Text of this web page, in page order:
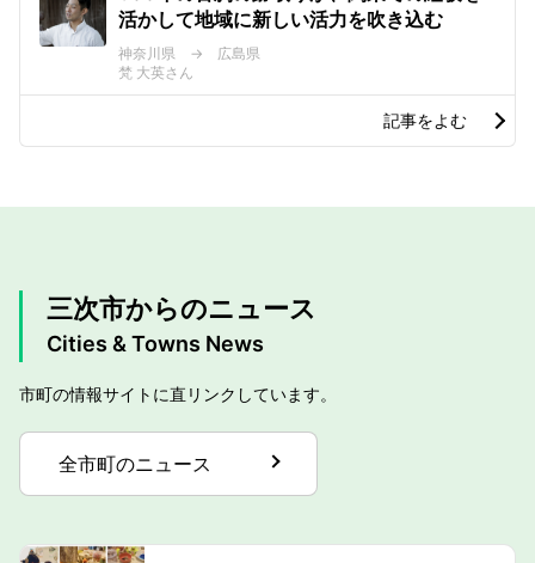
活かして地域に新しい活力を吹き込む
神奈川県 → 広島県
梵 大英さん
記事をよむ
三次市からのニュース
Cities & Towns News
市町の情報サイトに直リンクしています。
全市町のニュース